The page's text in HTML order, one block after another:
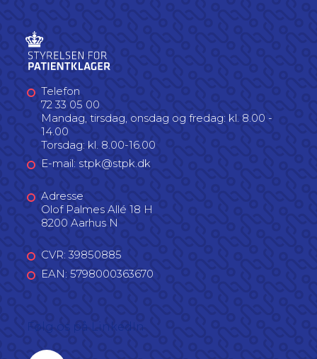
Telefon
72 33 05 00
Mandag, tirsdag, onsdag og fredag: kl. 8.00 -
14.00
Torsdag: kl. 8.00-16.00
E-mail: stpk@stpk.dk
Adresse
Olof Palmes Allé 18 H
8200 Aarhus N
CVR: 39850885
EAN: 5798000363670
Linkedin profil